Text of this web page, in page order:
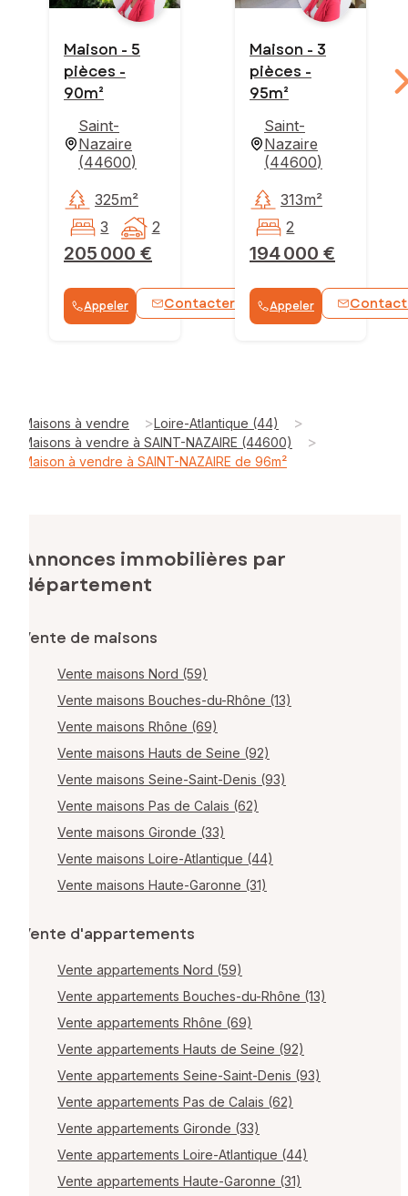
Maison - 5
pièces -
90m²
Saint-
Nazaire
(44600)
205 000 €
325m²
3
2
Appeler Contacter WhatsApp
Maison - 3
pièces -
95m²
Saint-
Nazaire
(44600)
194 000 €
313m²
2
Appeler
Maisons à vendre >Loire-Atlantique (44) >
Maisons à vendre à SAINT-NAZAIRE (44600) >
Maison à vendre à SAINT-NAZAIRE de 96m²
Annonces immobilières par
département
Vente de maisons
Vente maisons Nord (59)
Vente maisons Bouches-du-Rhône (13)
Vente maisons Rhône (69)
Vente maisons Hauts de Seine (92)
Vente maisons Seine-Saint-Denis (93)
Vente maisons Pas de Calais (62)
Vente maisons Gironde (33)
Vente maisons Loire-Atlantique (44)
Vente maisons Haute-Garonne (31)
Vente d'appartements
Vente appartements Nord (59)
Vente appartements Bouches-du-Rhône (13)
Vente appartements Rhône (69)
Vente appartements Hauts de Seine (92)
Vente appartements Seine-Saint-Denis (93)
Vente appartements Pas de Calais (62)
Vente appartements Gironde (33)
Vente appartements Loire-Atlantique (44)
Vente appartements Haute-Garonne (31)